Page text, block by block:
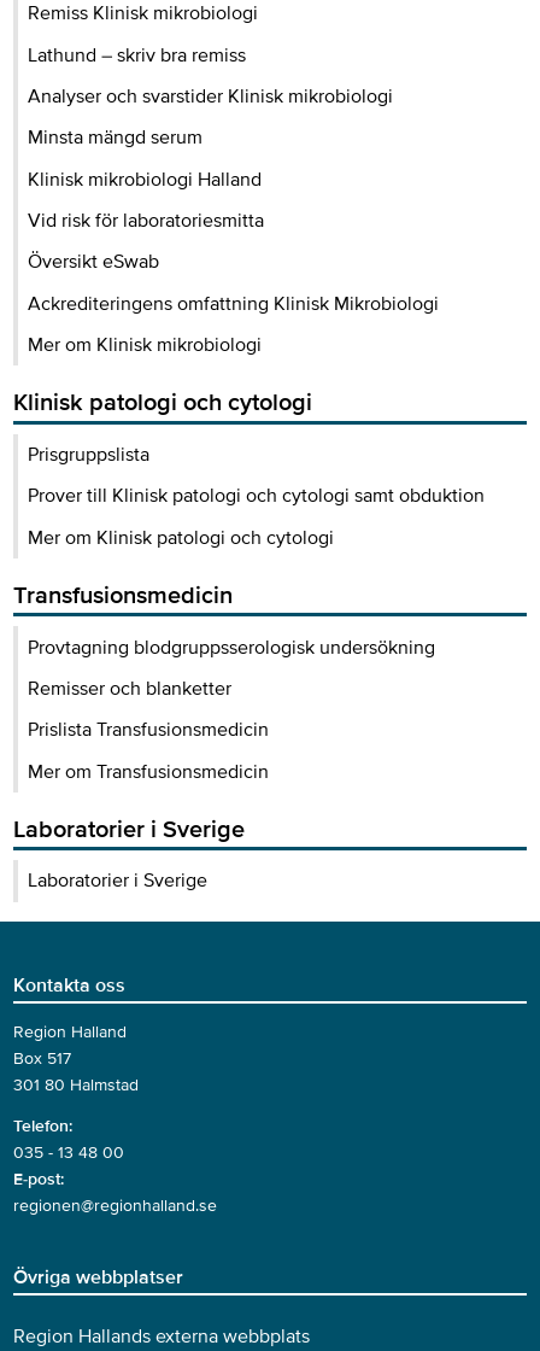
Remiss Klinisk mikrobiologi
Lathund – skriv bra remiss
Analyser och svarstider Klinisk mikrobiologi
Minsta mängd serum
Klinisk mikrobiologi Halland
Vid risk för laboratoriesmitta
Översikt eSwab
Ackrediteringens omfattning Klinisk Mikrobiologi
Mer om Klinisk mikrobiologi
Klinisk patologi och cytologi
Prisgruppslista
Prover till Klinisk patologi och cytologi samt obduktion
Mer om Klinisk patologi och cytologi
Transfusionsmedicin
Provtagning blodgruppsserologisk undersökning
Remisser och blanketter
Prislista Transfusionsmedicin
Mer om Transfusionsmedicin
Laboratorier i Sverige
Laboratorier i Sverige
Kontakta oss
Region Halland
Box 517
301 80 Halmstad
Telefon:
035 - 13 48 00
E-post:
regionen@regionhalland.se
Övriga webbplatser
Region Hallands externa webbplats